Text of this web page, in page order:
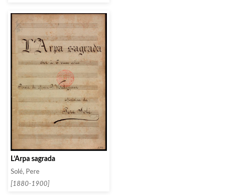
L’Arpa sagrada
Solé, Pere
[1880-1900]